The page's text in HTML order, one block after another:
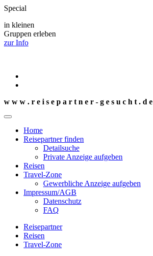
Special
in kleinen
Gruppen erleben
zur Info
w w w . r e i s e p a r t n e r - g e s u c h t . d e
Home
Reisepartner finden
Detailsuche
Private Anzeige aufgeben
Reisen
Travel-Zone
Gewerbliche Anzeige aufgeben
Impressum/AGB
Datenschutz
FAQ
Reisepartner
Reisen
Travel-Zone